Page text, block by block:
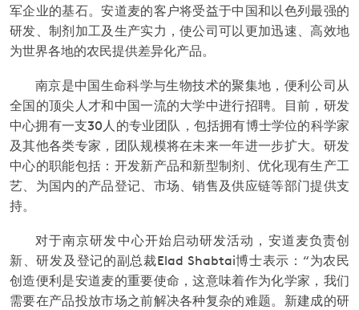
军企业的基石。安道麦的客户将受益于中国和以色列最强的
研发、制剂加工及生产实力，使公司可以更加迅速、高效地
为世界各地的农民提供差异化产品。
南京是中国生命科学与生物技术的聚集地，便利公司从
全国的顶尖人才和中国一流的大学中进行招聘。目前，研发
中心拥有一支30人的专业团队，包括拥有博士学位的科学家
及其他各类专家，团队规模将在未来一年进一步扩大。研发
中心的职能包括：开发新产品和新型制剂、优化现有生产工
艺、为国内的产品登记、市场、销售及供应链等部门提供支
持。
对于南京研发中心开始启动研发活动，安道麦负责创
新、研发及登记的副总裁Elad Shabtai博士表示：“为农民
创造便利是安道麦的重要使命，这意味着作为化学家，我们
需要在产品投放市场之前解决各种复杂的难题。新建成的研